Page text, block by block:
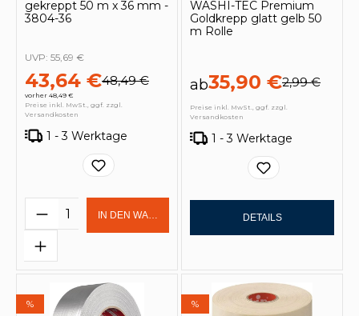
gekreppt 50 m x 36 mm -
3804-36
43,64 €48,49 €
vorher 48,49 €
UVP: 55,69 €
Preise inkl. MwSt., ggf. zzgl.
Versandkosten
1 - 3 Werktage
Produkt Anzahl: Gib den
IN DEN WARENKORB
WASHI-TEC Premium
Goldkrepp glatt gelb 50
m Rolle
ab35,90 €2,99 €
Preise inkl. MwSt., ggf. zzgl.
Versandkosten
1 - 3 Werktage
DETAILS
% %